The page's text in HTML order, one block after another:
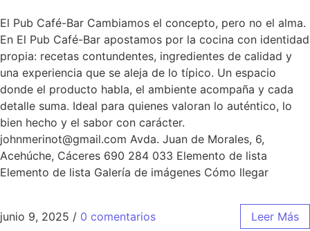
El Pub Café-Bar Cambiamos el concepto, pero no el alma.
En El Pub Café-Bar apostamos por la cocina con identidad
propia: recetas contundentes, ingredientes de calidad y
una experiencia que se aleja de lo típico. Un espacio
donde el producto habla, el ambiente acompaña y cada
detalle suma. Ideal para quienes valoran lo auténtico, lo
bien hecho y el sabor con carácter.
johnmerinot@gmail.com Avda. Juan de Morales, 6,
Acehúche, Cáceres 690 284 033 Elemento de lista
Elemento de lista Galería de imágenes Cómo llegar
junio 9, 2025 / 0 comentarios Leer Más